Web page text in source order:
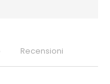
Recensioni